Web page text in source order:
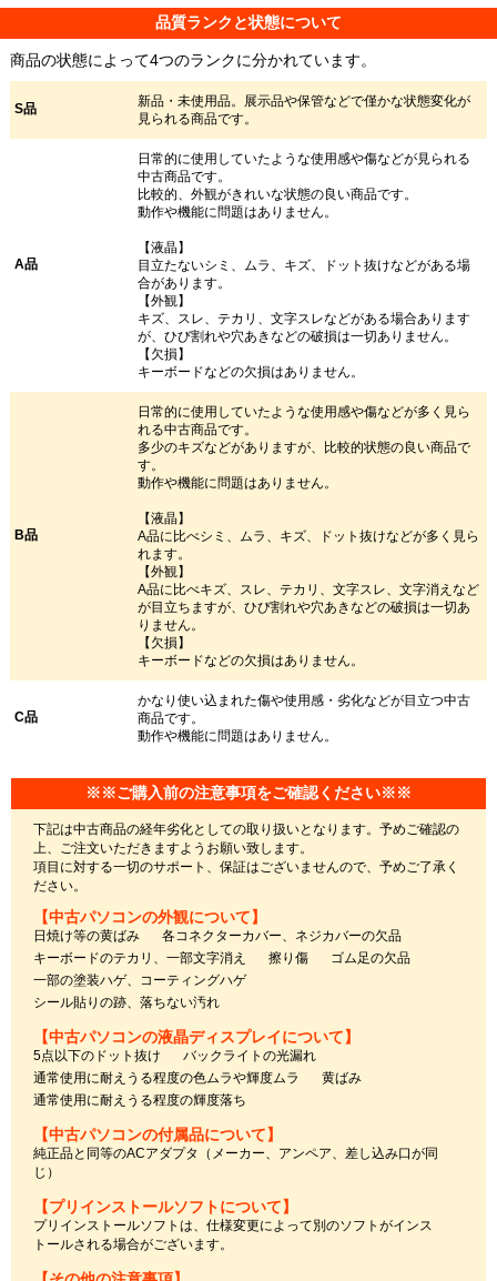
品質ランクと状態について
商品の状態によって4つのランクに分かれています。
S品
新品・未使用品。展示品や保管などで僅かな状態変化が
見られる商品です。
A品
日常的に使用していたような使用感や傷などが見られる
中古商品です。
比較的、外観がきれいな状態の良い商品です。
動作や機能に問題はありません。
【液晶】
目立たないシミ、ムラ、キズ、ドット抜けなどがある場
合があります。
【外観】
キズ、スレ、テカリ、文字スレなどがある場合あります
が、ひび割れや穴あきなどの破損は一切ありません。
【欠損】
キーボードなどの欠損はありません。
B品
日常的に使用していたような使用感や傷などが多く見ら
れる中古商品です。
多少のキズなどがありますが、比較的状態の良い商品で
す。
動作や機能に問題はありません。
【液晶】
A品に比べシミ、ムラ、キズ、ドット抜けなどが多く見ら
れます。
【外観】
A品に比べキズ、スレ、テカリ、文字スレ、文字消えなど
が目立ちますが、ひび割れや穴あきなどの破損は一切あ
りません。
【欠損】
キーボードなどの欠損はありません。
C品
かなり使い込まれた傷や使用感・劣化などが目立つ中古
商品です。
動作や機能に問題はありません。
※※ご購入前の注意事項をご確認ください※※
下記は中古商品の経年劣化としての取り扱いとなります。予めご確認の
上、ご注文いただきますようお願い致します。
項目に対する一切のサポート、保証はございませんので、予めご了承く
ださい。
【中古パソコンの外観について】
日焼け等の黄ばみ
各コネクターカバー、ネジカバーの欠品
キーボードのテカリ、一部文字消え
擦り傷
ゴム足の欠品
一部の塗装ハゲ、コーティングハゲ
シール貼りの跡、落ちない汚れ
【中古パソコンの液晶ディスプレイについて】
5点以下のドット抜け
バックライトの光漏れ
通常使用に耐えうる程度の色ムラや輝度ムラ
黄ばみ
通常使用に耐えうる程度の輝度落ち
【中古パソコンの付属品について】
純正品と同等のACアダプタ（メーカー、アンペア、差し込み口が同
じ）
【プリインストールソフトについて】
プリインストールソフトは、仕様変更によって別のソフトがインス
トールされる場合がございます。